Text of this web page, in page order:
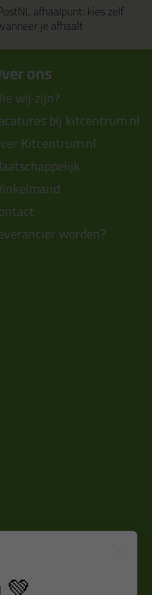
afhaalpunt: kies zelf
je afhaalt
ons
wij zijn?
bij kitcentrum.nl
Kitcentrum.nl
worden?
in je